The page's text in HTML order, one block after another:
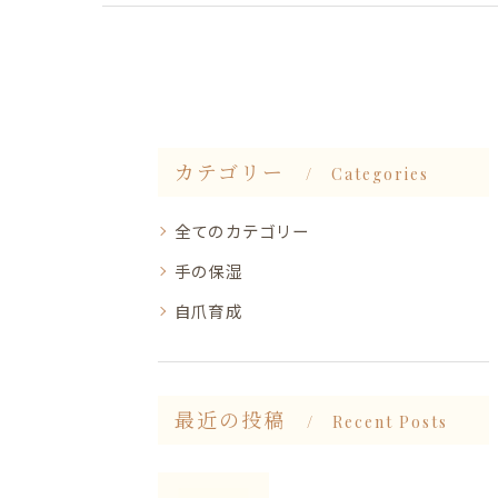
カテゴリー Categories
全てのカテゴリー
手の保湿
自爪育成
最近の投稿 Recent Posts